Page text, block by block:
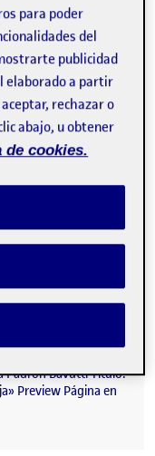
Aplicación odontológica Healthysmile- «El dentista oveja»
am
Aplicación odontológica
Padrón Bavutti Titulo:
Preview Página en
para poder
del
publicidad
elaborado a partir
rechazar o
abajo, u obtener
de cookies.